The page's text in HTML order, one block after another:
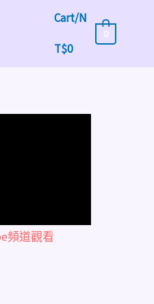
Cart/N
T$0
0
頻道觀看